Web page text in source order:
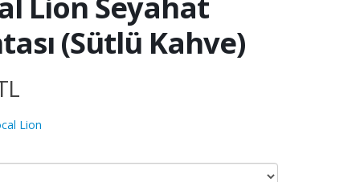
(Sütlü Kahve)
Lion